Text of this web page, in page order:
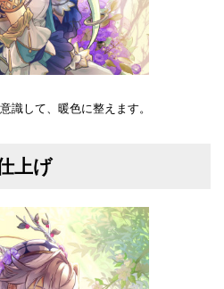
識して、暖色に整えます。
上げ